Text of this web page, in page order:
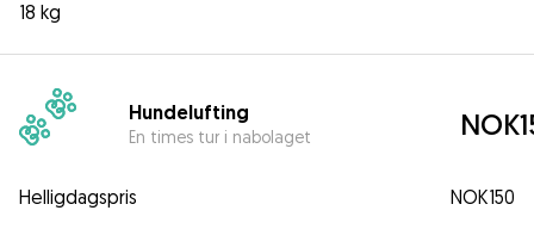
18 kg
Hundelufting
En times tur i nabolaget
Helligdagspris
NOK150